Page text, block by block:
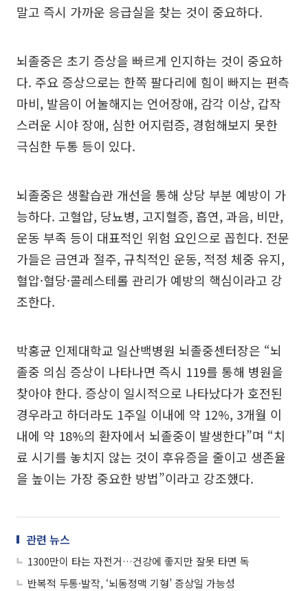
말고 즉시 가까운 응급실을 찾는 것이 중요하다.
뇌졸중은 초기 증상을 빠르게 인지하는 것이 중요하
다. 주요 증상으로는 한쪽 팔다리에 힘이 빠지는 편측
마비, 발음이 어눌해지는 언어장애, 감각 이상, 갑작
스러운 시야 장애, 심한 어지럼증, 경험해보지 못한
극심한 두통 등이 있다.
뇌졸중은 생활습관 개선을 통해 상당 부분 예방이 가
능하다. 고혈압, 당뇨병, 고지혈증, 흡연, 과음, 비만,
운동 부족 등이 대표적인 위험 요인으로 꼽힌다. 전문
가들은 금연과 절주, 규칙적인 운동, 적정 체중 유지,
혈압·혈당·콜레스테롤 관리가 예방의 핵심이라고 강
조한다.
박홍균 인제대학교 일산백병원 뇌졸중센터장은 “뇌
졸중 의심 증상이 나타나면 즉시 119를 통해 병원을
찾아야 한다. 증상이 일시적으로 나타났다가 호전된
경우라고 하더라도 1주일 이내에 약 12%, 3개월 이
내에 약 18%의 환자에서 뇌졸중이 발생한다”며 “치
료 시기를 놓치지 않는 것이 후유증을 줄이고 생존율
을 높이는 가장 중요한 방법”이라고 강조했다.
관련 뉴스
1300만이 타는 자전거…건강에 좋지만 잘못 타면 독
반복적 두통·발작, ‘뇌동정맥 기형’ 증상일 가능성